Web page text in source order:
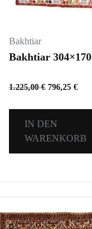
Bakhtiar
Bakhtiar 304×170
1.225,00€ 796,25 €
IN DEN
WARENKORB